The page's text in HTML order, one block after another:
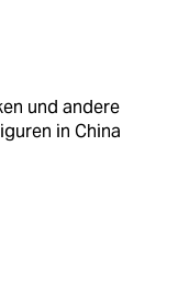
und andere
in China